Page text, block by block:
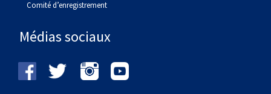
Vizsla à poil lisse
Vizsla à poil dur
Schnauzer (standard)
Husky sibérien
Comité d’enregistrement
Médias sociaux